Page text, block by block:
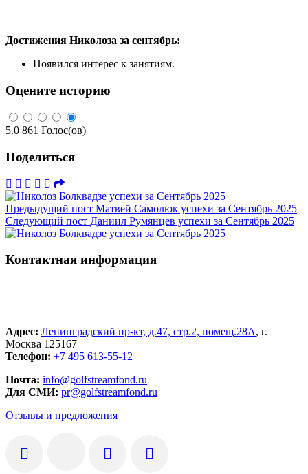
Достижения Николоза за сентябрь:
Появился интерес к занятиям.
Оцените историю
5.0 861 Голос(ов)
Поделиться
Предыдущий пост Матвей Самолюк успехи за Сентябрь 2025
Следующий пост Даниил Румянцев успехи за Сентябрь 2025
Контактная информация
Адрес: Ленинградский пр-кт, д.47, стр.2, помещ.28А, г.
Москва 125167
Телефон: +7 495 613-55-12
Почта: info@golfstreamfond.ru
Для СМИ: pr@golfstreamfond.ru
Отзывы и предложения